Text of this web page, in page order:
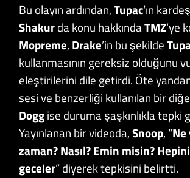
Bu olayın ardından,Tupac‘ın
Shakurda konu hakkındaTMZ‘ye
Mopreme, Drake’in bu şekilde
kullanmasının gereksiz olduğunu
eleştirilerini dile getirdi. Öte
sesi ve benzerliği kullanılan bir
Doggise duruma şaşkınlıkla tepki
Yayınlanan bir videoda,Snoop, “Ne
zaman? Nasıl? Emin misin?
geceler” diyerek tepkisini belirtti.